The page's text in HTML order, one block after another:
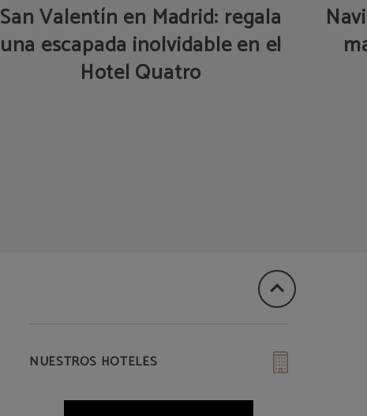
San Valentín en Madrid: regala
una escapada inolvidable en el
Hotel Quatro
NUESTROS HOTELES